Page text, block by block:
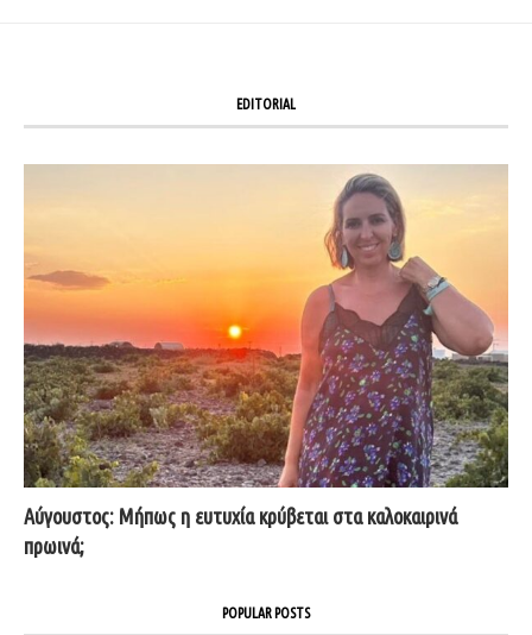
EDITORIAL
Αύγουστος: Μήπως η ευτυχία κρύβεται στα καλοκαιρινά
πρωινά;
POPULAR POSTS